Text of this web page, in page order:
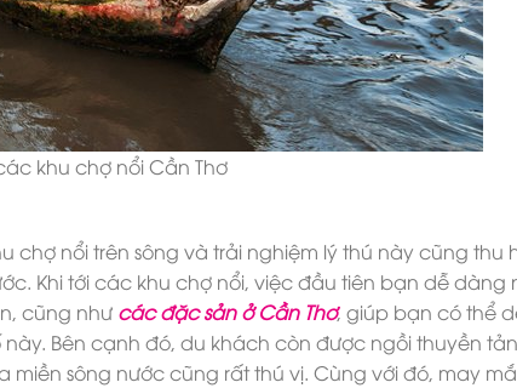
khu chợ nổi Cần Thơ
chợ nổi trên sông và trải nghiệm lý thú này cũng thu
Khi tới các khu chợ nổi, việc đầu tiên bạn dễ dàng
cũng như các đặc sản ở Cần Thơ, giúp bạn có thể
Bên cạnh đó, du khách còn được ngồi thuyền
sông nước cũng rất thú vị. Cùng với đó, may